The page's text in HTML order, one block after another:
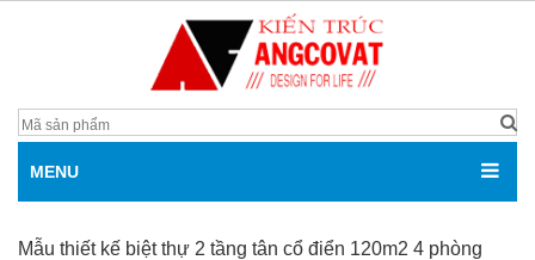
MENU
Mẫu thiết kế biệt thự 2 tầng tân cổ điển 120m2 4 phòng